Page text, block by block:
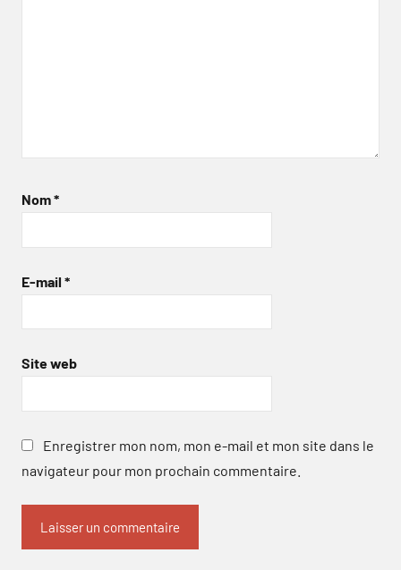
Nom*
E-mail *
Site web
Enregistrer mon nom, mon e-mail et mon site dans le
navigateur pour mon prochain commentaire.